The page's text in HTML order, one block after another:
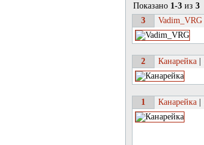
Показано 1-3 из 3
3
Vadim_VRG
2 Канарейка
1 Канарейка